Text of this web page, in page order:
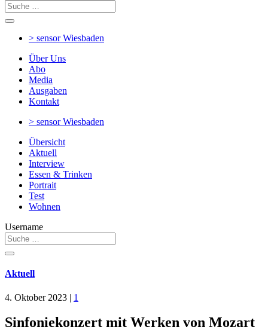
> sensorWiesbaden
Über Uns
Abo
Media
Ausgaben
Kontakt
> sensorWiesbaden
Übersicht
Aktuell
Interview
Essen & Trinken
Portrait
Test
Wohnen
Username
Aktuell
4. Oktober 2023 | 1
Sinfoniekonzert mit Werken von Mozart